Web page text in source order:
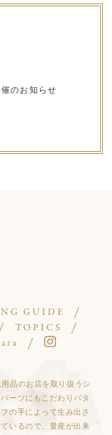
のお知らせ
GUIDE
TOPICS
品のお店を取り扱うシ
ーツにもこだわりパタ
の手によって生み出さ
いるので、量産が出来